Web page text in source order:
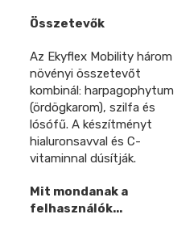
Összetevők
Az Ekyflex Mobility három
növényi összetevőt
kombinál: harpagophytum
(ördögkarom), szilfa és
lósófű. A készítményt
hialuronsavval és C-
vitaminnal dúsítják.
Mit mondanak a
felhasználók...